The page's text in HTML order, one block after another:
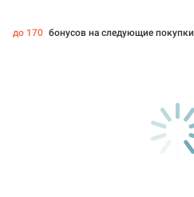
до 170 бонусов на следующие покупки